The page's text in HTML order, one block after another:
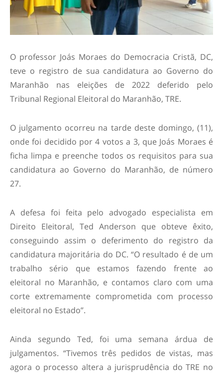
O professor Joás Moraes do Democracia Cristã, DC,
teve o registro de sua candidatura ao Governo do
Maranhão nas eleições de 2022 deferido pelo
Tribunal Regional Eleitoral do Maranhão, TRE.
O julgamento ocorreu na tarde deste domingo, (11),
onde foi decidido por 4 votos a 3, que Joás Moraes é
ficha limpa e preenche todos os requisitos para sua
candidatura ao Governo do Maranhão, de número
27.
A defesa foi feita pelo advogado especialista em
Direito Eleitoral, Ted Anderson que obteve êxito,
conseguindo assim o deferimento do registro da
candidatura majoritária do DC. “O resultado é de um
trabalho sério que estamos fazendo frente ao
eleitoral no Maranhão, e contamos claro com uma
corte extremamente comprometida com processo
eleitoral no Estado”.
Ainda segundo Ted, foi uma semana árdua de
julgamentos. “Tivemos três pedidos de vistas, mas
agora o processo altera a jurisprudência do TRE no